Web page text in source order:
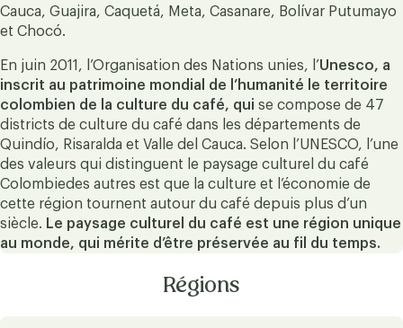
Cauca, Guajira, Caquetá, Meta, Casanare, Bolívar Putumayo
et Chocó.
En juin 2011, l’Organisation des Nations unies, l’Unesco, a
inscrit au patrimoine mondial de l’humanité le territoire
colombien de la culture du café, qui se compose de 47
districts de culture du café dans les départements de
Quindío, Risaralda et Valle del Cauca. Selon l’UNESCO, l’une
des valeurs qui distinguent le paysage culturel du café
Colombiedes autres est que la culture et l’économie de
cette région tournent autour du café depuis plus d’un
siècle. Le paysage culturel du café est une région unique
au monde, qui mérite d’être préservée au fil du temps.
Régions